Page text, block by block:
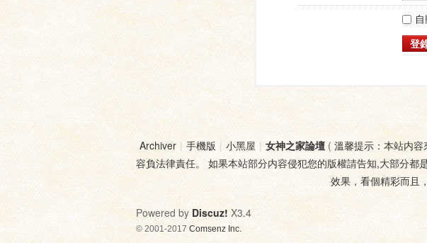
登
Archiver | 手機版 | 小黑屋 | 女神之家論壇( 溫馨提示：本站内
容負法律責任。 如果本站部分内容侵犯您的版權請告知,大部分
效果，看個精彩而且
Powered by Discuz! X3.4
© 2001-2017 Comsenz Inc.